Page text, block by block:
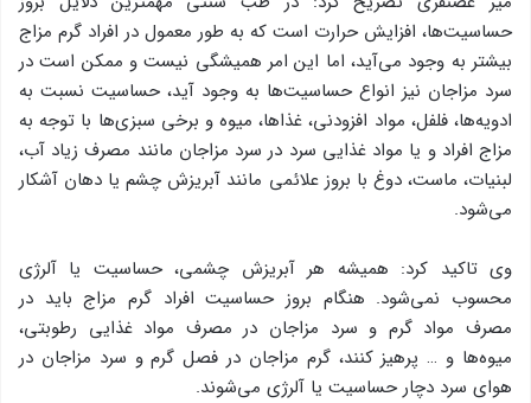
حساسیت‌ها، افزایش حرارت‌ است که به طور معمول در افراد گرم مزاج
بیشتر به وجود می‌آید، اما این امر همیشگی نیست و ممکن است در
سرد مزاجان نیز انواع حساسیت‌ها به وجود آید، حساسیت نسبت به
ادویه‌ها، فلفل، مواد افزودنی، غذاها، میوه و برخی سبزی‌ها با توجه به
مزاج افراد و یا مواد غذایی سرد در سرد مزاجان مانند مصرف زیاد آب،
لبنیات، ماست، دوغ با بروز علائمی مانند آبریزش چشم یا دهان آشکار
می‌شود.
وی تاکید کرد: همیشه هر آبریزش چشمی، حساسیت یا آلرژی
محسوب نمی‌شود. هنگام بروز حساسیت افراد گرم مزاج باید در
مصرف مواد گرم و سرد مزاجان در مصرف مواد غذایی رطوبتی،
میوه‌ها و … پرهیز کنند، گرم مزاجان در فصل گرم و سرد مزاجان در
هوای سرد دچار حساسیت یا آلرژی می‌شوند.